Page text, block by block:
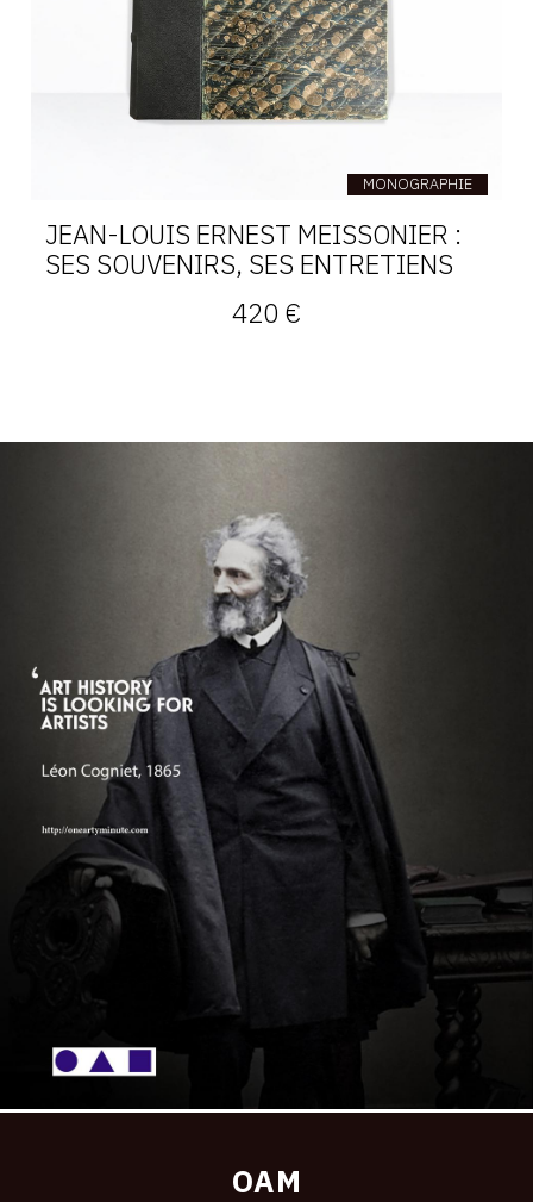
MONOGRAPHIE
JEAN-LOUIS ERNEST MEISSONIER :
SES SOUVENIRS, SES ENTRETIENS
420 €
OAM